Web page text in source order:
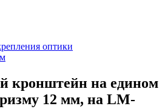
оптики
кронштейн на едином
12 мм, на LM-